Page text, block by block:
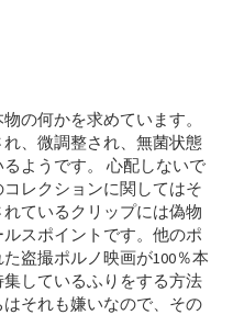
の何かを求めています。
、微調整され、無菌状態
ようです。 心配しないで
レクションに関してはそ
ているクリップには偽物
スポイントです。他のポ
盗撮ポルノ映画が100％本
しているふりをする方法
それも嫌いなので、その